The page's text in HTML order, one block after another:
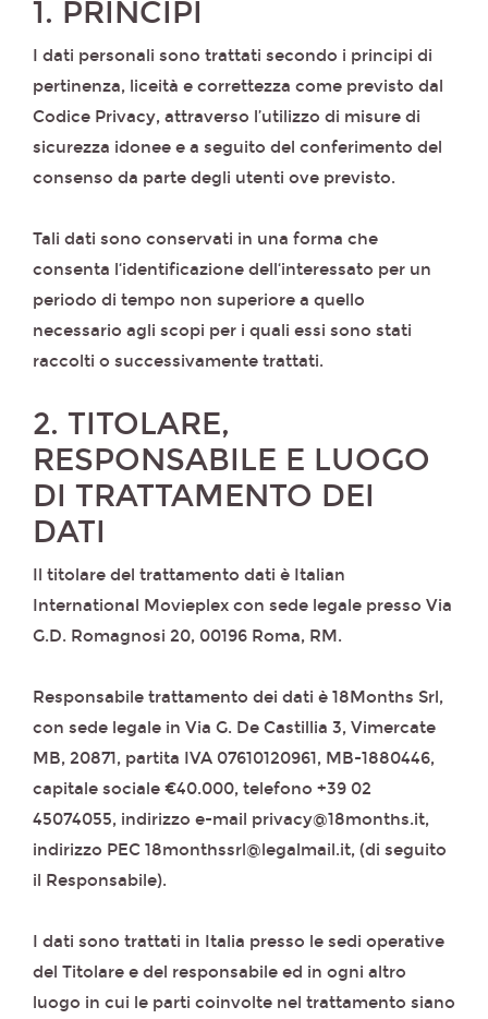
1. PRINCIPI
I dati personali sono trattati secondo i principi di
pertinenza, liceità e correttezza come previsto dal
Codice Privacy, attraverso l’utilizzo di misure di
sicurezza idonee e a seguito del conferimento del
consenso da parte degli utenti ove previsto.
Tali dati sono conservati in una forma che
consenta l‘identificazione dell‘interessato per un
periodo di tempo non superiore a quello
necessario agli scopi per i quali essi sono stati
raccolti o successivamente trattati.
2. TITOLARE,
RESPONSABILE E LUOGO
DI TRATTAMENTO DEI
DATI
Il titolare del trattamento dati è Italian
International Movieplex con sede legale presso Via
G.D. Romagnosi 20, 00196 Roma, RM.
Responsabile trattamento dei dati è 18Months Srl,
con sede legale in Via G. De Castillia 3, Vimercate
MB, 20871, partita IVA 07610120961, MB-1880446,
capitale sociale €40.000, telefono +39 02
45074055, indirizzo e-mail privacy@18months.it,
indirizzo PEC 18monthssrl@legalmail.it, (di seguito
il Responsabile).
I dati sono trattati in Italia presso le sedi operative
del Titolare e del responsabile ed in ogni altro
luogo in cui le parti coinvolte nel trattamento siano